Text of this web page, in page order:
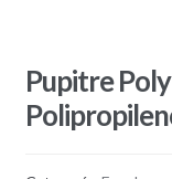
Pupitre